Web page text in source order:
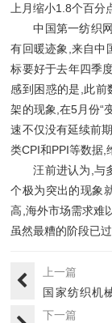
上月缩小1.8个百分
中国第一纺织
有回暖迹象,来自中
标要好于去年四季
感到困惑的是,此前
架的现象,在5月份“
速不仅没有延续前
类CPI和PPI等数据,
汪前进认为,与
个极为突出的现象
高,海外市场需求难
虽然最糟的阶段已
上一篇
国家纺织机
17%
下一篇